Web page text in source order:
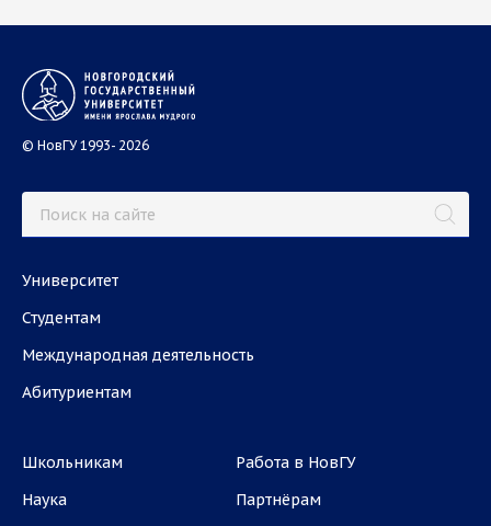
© НовГУ 1993- 2026
Университет
Студентам
Международная деятельность
Абитуриентам
Школьникам
Наука
Работа в НовГУ
Партнёрам